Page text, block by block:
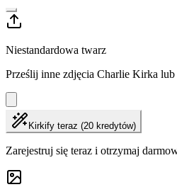
Niestandardowa twarz
Prześlij inne zdjęcia Charlie Kirka
Kirkify teraz (20 kredytów)
Zarejestruj się teraz i otrzymaj